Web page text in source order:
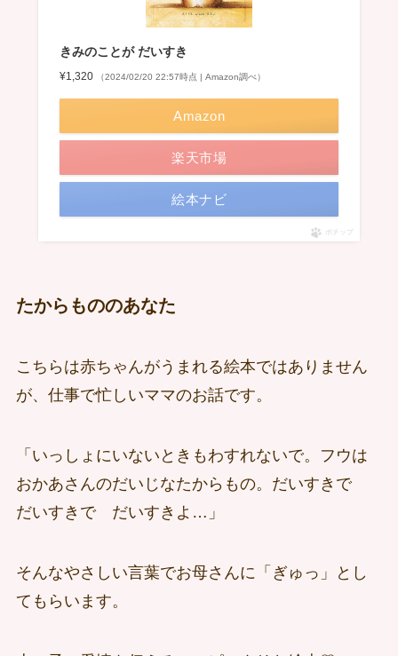
きみのことが だいすき
¥1,320 （2024/02/20 22:57時点 | Amazon調べ）
Amazon
楽天市場
絵本ナビ
ポチップ
たからもののあなた
こちらは赤ちゃんがうまれる絵本ではありません
が、仕事で忙しいママのお話です。
「いっしょにいないときもわすれないで。フウは
おかあさんのだいじなたからもの。だいすきで
だいすきで だいすきよ…」
そんなやさしい言葉でお母さんに「ぎゅっ」とし
てもらいます。